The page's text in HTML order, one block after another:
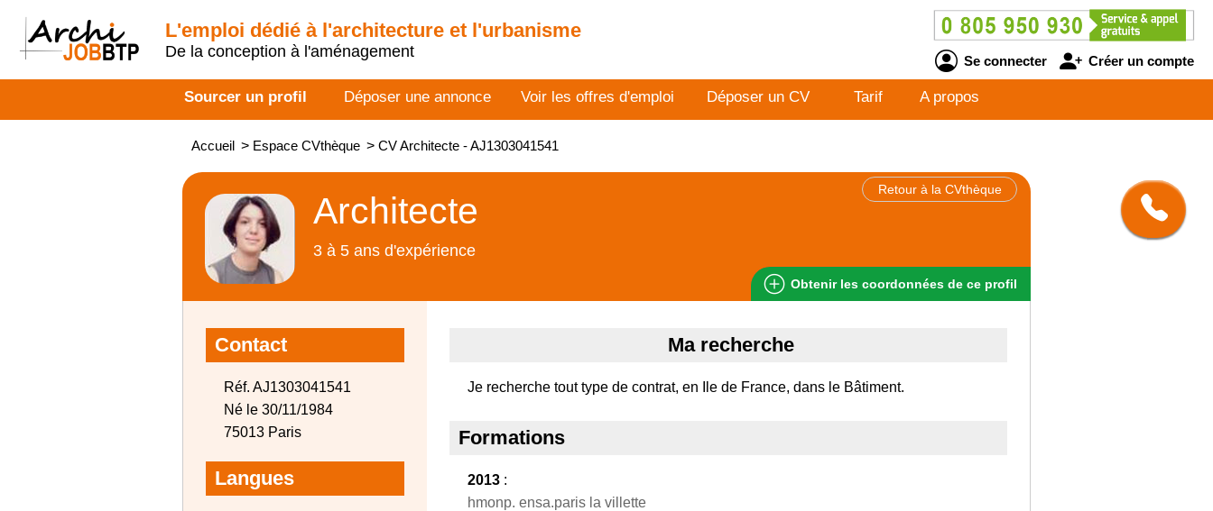
L'emploi dédié à l'architecture et l'urbanisme
De la conception à l'aménagement
Se connecter Créer un compte
Sourcer un profil Déposer une annonce Voir les offres d'emploi Déposer un CV Tarif A propos
Accueil > Espace CVthèque > CV Architecte - AJ1303041541
Retour à la CVthèque
Architecte
3 à 5 ans d'expérience
Obtenir les coordonnées de ce profil
Contact
Réf. AJ1303041541
Né le 30/11/1984
75013 Paris
Langues
Ma recherche
Je recherche tout type de contrat, en Ile de France, dans le Bâtiment.
Formations
2013 :
hmonp. ensa.paris la villette